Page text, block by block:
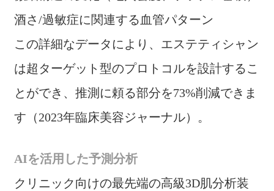
酒さ/過敏症に関連する血管パターン
この詳細なデータにより、エステティシャン
は超ターゲット型のプロトコルを設計するこ
とができ、推測に頼る部分を73%削減できま
す（2023年臨床美容ジャーナル）。
AIを活用した予測分析
クリニック向けの最先端の高級3D肌分析装